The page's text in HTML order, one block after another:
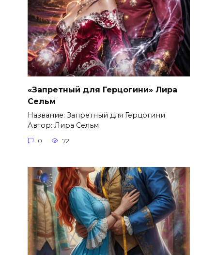
«Запретный для Герцогини» Лира
Сельм
Название: Запретный для Герцогини
Автор: Лира Сельм
0 72